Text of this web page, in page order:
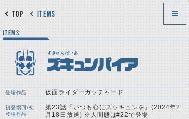
ITEMS
TOP
ITEMS
ずきゅんぱいあ
ズキュンパイア
登場作品 仮面ライダーガッチャード
初登場回/初
登場作品
第23話『いつも心にズッキュンを』(2024年2
月18日放送) ※人間態は#22で登場